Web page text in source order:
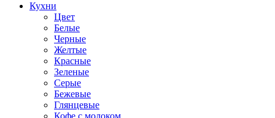
Кухни
Цвет
Белые
Черные
Желтые
Красные
Зеленые
Серые
Бежевые
Глянцевые
Кофе с молоком